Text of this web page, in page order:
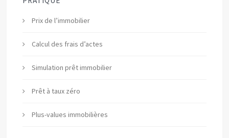
Prix de l’immobilier
Calcul des frais d’actes
Simulation prêt immobilier
Prêt à taux zéro
Plus-values immobilières